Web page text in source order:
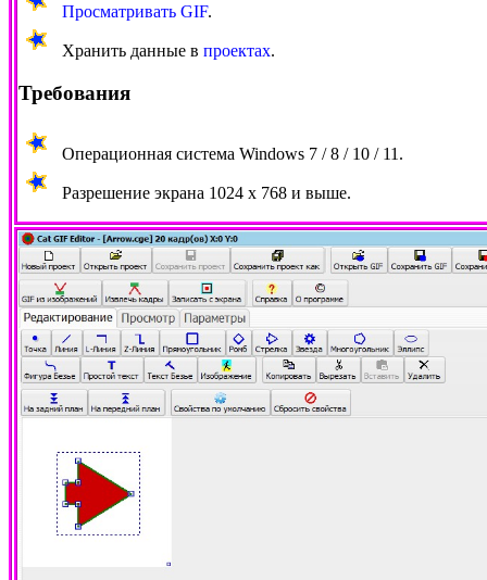
Просматривать GIF.
Хранить данные в проектах.
Требования
Операционная система Windows 7 / 8 / 10 / 11.
Разрешение экрана 1024 х 768 и выше.